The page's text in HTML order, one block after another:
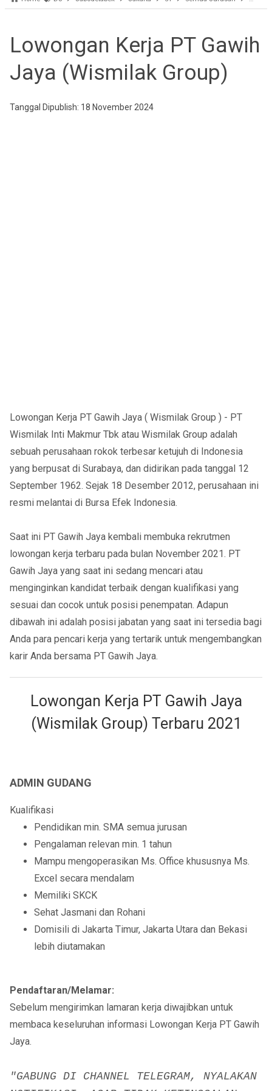
Lowongan Kerja PT Gawih
Jaya (Wismilak Group)
Tanggal Dipublish: 18 November 2024
Lowongan Kerja PT Gawih Jaya ( Wismilak Group ) - PT
Wismilak Inti Makmur Tbk atau Wismilak Group adalah
sebuah perusahaan rokok terbesar ketujuh di Indonesia
yang berpusat di Surabaya, dan didirikan pada tanggal 12
September 1962. Sejak 18 Desember 2012, perusahaan ini
resmi melantai di Bursa Efek Indonesia.
Saat ini PT Gawih Jaya kembali membuka rekrutmen
lowongan kerja terbaru pada bulan November 2021. PT
Gawih Jaya yang saat ini sedang mencari atau
menginginkan kandidat terbaik dengan kualifikasi yang
sesuai dan cocok untuk posisi penempatan. Adapun
dibawah ini adalah posisi jabatan yang saat ini tersedia bagi
Anda para pencari kerja yang tertarik untuk mengembangkan
karir Anda bersama PT Gawih Jaya.
Lowongan Kerja PT Gawih Jaya
(Wismilak Group) Terbaru 2021
ADMIN GUDANG
Kualifikasi
Pendidikan min. SMA semua jurusan
Pengalaman relevan min. 1 tahun
Mampu mengoperasikan Ms. Office khususnya Ms.
Excel secara mendalam
Memiliki SKCK
Sehat Jasmani dan Rohani
Domisili di Jakarta Timur, Jakarta Utara dan Bekasi
lebih diutamakan
Pendaftaran/Melamar:
Sebelum mengirimkan lamaran kerja diwajibkan untuk
membaca keseluruhan informasi Lowongan Kerja PT Gawih
Jaya.
"GABUNG DI CHANNEL TELEGRAM, NYALAKAN